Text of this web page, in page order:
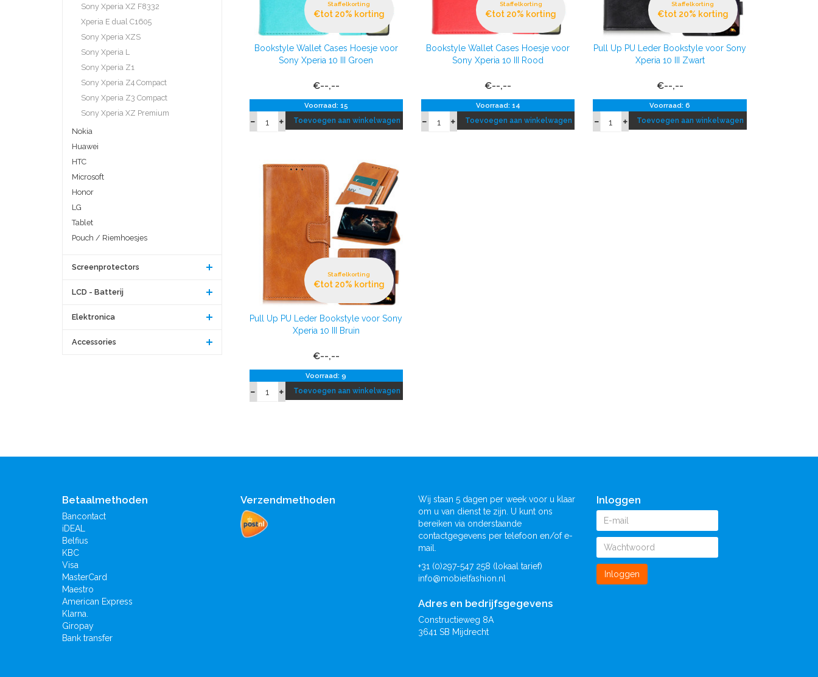
Sony Xperia XZ F8332
Xperia E dual C1605
Sony Xperia XZS
Sony Xperia L
Sony Xperia Z1
Sony Xperia Z4 Compact
Sony Xperia Z3 Compact
Sony Xperia XZ Premium
Nokia
Huawei
HTC
Microsoft
Honor
LG
Tablet
Pouch / Riemhoesjes
Screenprotectors
LCD - Batterij
Elektronica
Accessories
Staffelkorting
€tot 20% korting
Bookstyle Wallet Cases Hoesje voor
Sony Xperia 10 III Groen
€--,--
Voorraad: 15
Toevoegen aan winkelwagen
Staffelkorting
€tot 20% korting
Bookstyle Wallet Cases Hoesje voor
Sony Xperia 10 III Rood
€--,--
Voorraad: 14
Toevoegen aan winkelwagen
Staffelkorting
€tot 20% korting
Pull Up PU Leder Bookstyle voor Sony
Xperia 10 III Zwart
€--,--
Voorraad: 6
Toevoegen aan winkelwagen
Staffelkorting
€tot 20% korting
Pull Up PU Leder Bookstyle voor Sony
Xperia 10 III Bruin
€--,--
Voorraad: 9
Toevoegen aan winkelwagen
Betaalmethoden
Bancontact
iDEAL
Belfius
KBC
Visa
MasterCard
Maestro
American Express
Klarna.
Giropay
Bank transfer
Verzendmethoden
Wij staan 5 dagen per week voor u klaar
om u van dienst te zijn. U kunt ons
bereiken via onderstaande
contactgegevens per telefoon en/of e-
mail.
+31 (0)297-547 258 (lokaal tarief)
info@mobielfashion.nl
Adres en bedrijfsgegevens
Constructieweg 8A
3641 SB Mijdrecht
Inloggen
Inloggen